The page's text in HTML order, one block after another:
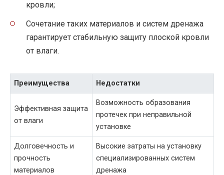
кровли;
Сочетание таких материалов и систем дренажа
гарантирует стабильную защиту плоской кровли
от влаги.
Преимущества Недостатки
Эффективная защита
от влаги
Возможность образования
протечек при неправильной
установке
Долговечность и
прочность
материалов
Высокие затраты на установку
специализированных систем
дренажа